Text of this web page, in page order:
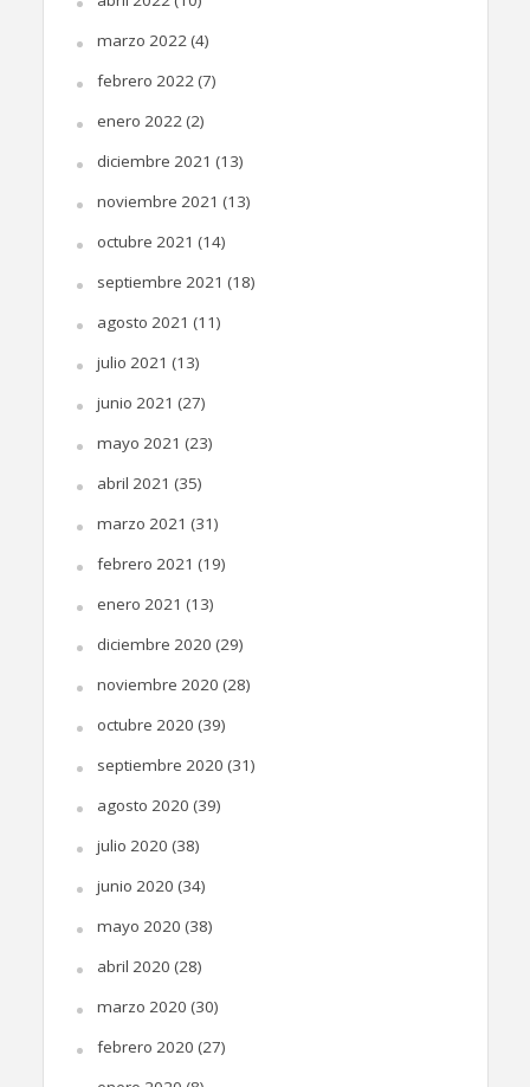
marzo 2022(4)
febrero 2022(7)
enero 2022(2)
diciembre 2021 (13)
noviembre 2021 (13)
octubre 2021 (14)
septiembre 2021 (18)
agosto 2021 (11)
julio 2021 (13)
junio 2021 (27)
mayo 2021 (23)
abril 2021 (35)
marzo 2021 (31)
febrero 2021 (19)
enero 2021 (13)
diciembre 2020 (29)
noviembre 2020 (28)
octubre 2020 (39)
septiembre 2020 (31)
agosto 2020 (39)
julio 2020 (38)
junio 2020 (34)
mayo 2020 (38)
abril 2020 (28)
marzo 2020 (30)
febrero 2020 (27)